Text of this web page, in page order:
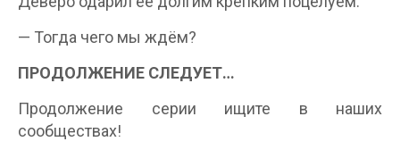
— Тогда чего мы ждём?
ПРОДОЛЖЕНИЕ СЛЕДУЕТ…
Продолжение серии ищите в наших
сообществах!